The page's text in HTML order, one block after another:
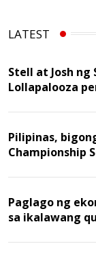
LATEST
Stell at Josh ng
Lollapalooza
Pilipinas,
Championship
Paglago ng
sa ikalawang